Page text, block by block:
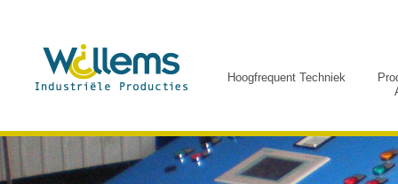
Hoogfrequent Techniek